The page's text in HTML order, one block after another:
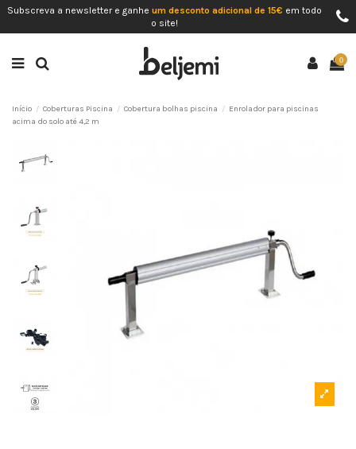
Subscreva a newsletter e ganhe um desconto adicional de 15€ em todo
o site!
0
Início Coberturas Piscina Cobertura bolhas piscina
Enrolador para piscinas
acima do solo até 4,2 m